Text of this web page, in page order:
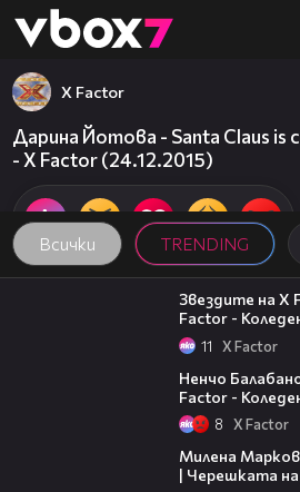
👾
Всички TRENDING
X Factor
Дарина Йотова - Santa Claus is
- X Factor (24.12.2015)
03:36
Звездите на X
Factor -
11 X Factor
Ненчо
Factor -
8 X Factor
Милена
| Черешката